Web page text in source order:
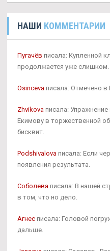
НАШИ КОММЕНТАРИИ
Пугачёв писала: Купленной
продолжается уже слишком.
Osinceva писала: Отмечено в
Zhvikova писала:
Екимову в торжественной
бисквит.
Podshivalova писала: Если
появления результата.
Соболева писала: В нашей
в том, что но дело.
Агнес писала: Головой
дальше.